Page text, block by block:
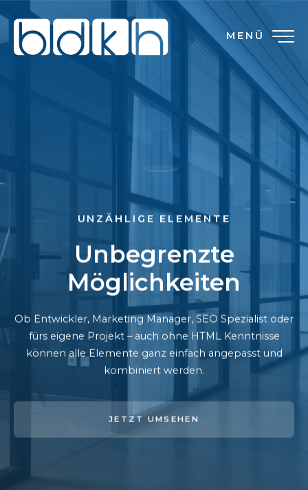
MENÜ
UNZÄHLIGE ELEMENTE
Unbegrenzte
Möglichkeiten
Ob Entwickler, Marketing Manager, SEO Spezialist oder
fürs eigene Projekt – auch ohne HTML Kenntnisse
können alle Elemente ganz einfach angepasst und
kombiniert werden.
JETZT UMSEHEN